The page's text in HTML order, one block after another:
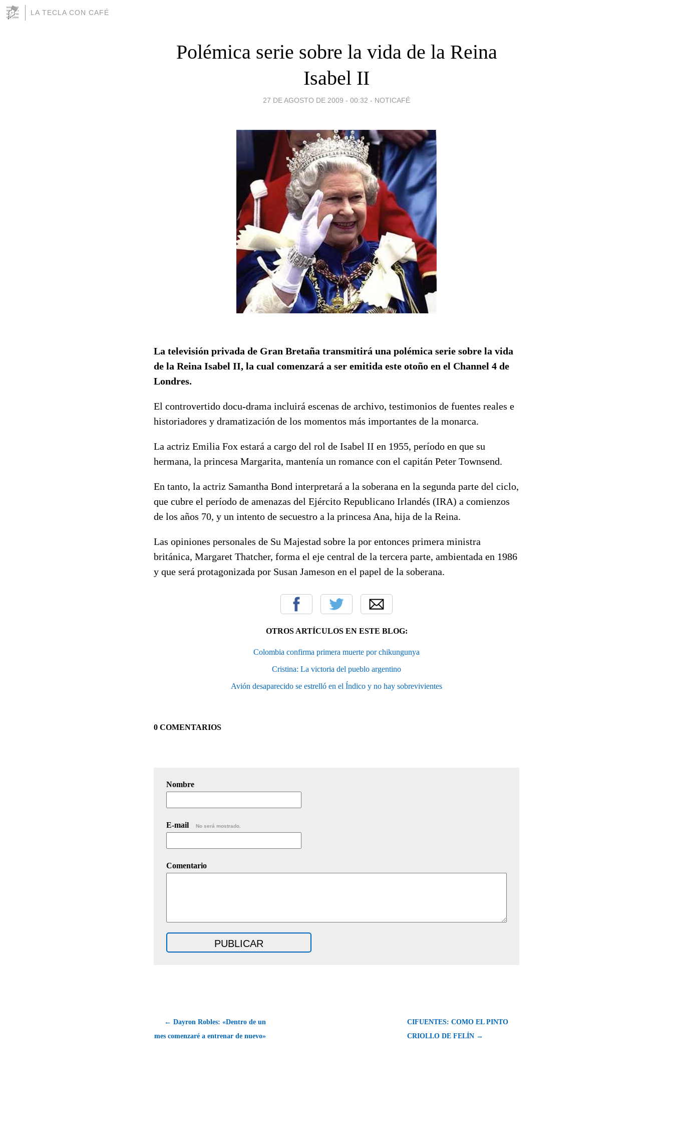
LA TECLA CON CAFÉ
Polémica serie sobre la vida de la Reina
Isabel II
27 DE AGOSTO DE 2009 - 00:32 - NOTICAFÉ
La televisión privada de Gran Bretaña transmitirá una polémica serie sobre la vida
de la Reina Isabel II, la cual comenzará a ser emitida este otoño en el Channel 4 de
Londres.
El controvertido docu-drama incluirá escenas de archivo, testimonios de fuentes reales e
historiadores y dramatización de los momentos más importantes de la monarca.
La actriz Emilia Fox estará a cargo del rol de Isabel II en 1955, período en que su
hermana, la princesa Margarita, mantenía un romance con el capitán Peter Townsend.
En tanto, la actriz Samantha Bond interpretará a la soberana en la segunda parte del ciclo,
que cubre el período de amenazas del Ejército Republicano Irlandés (IRA) a comienzos
de los años 70, y un intento de secuestro a la princesa Ana, hija de la Reina.
Las opiniones personales de Su Majestad sobre la por entonces primera ministra
británica, Margaret Thatcher, forma el eje central de la tercera parte, ambientada en 1986
y que será protagonizada por Susan Jameson en el papel de la soberana.
OTROS ARTÍCULOS EN ESTE BLOG:
Colombia confirma primera muerte por chikungunya
Cristina: La victoria del pueblo argentino
Avión desaparecido se estrelló en el Índico y no hay sobrevivientes
0 COMENTARIOS
Nombre
E-mail No será mostrado.
Comentario
← Dayron Robles: «Dentro de un
mes comenzaré a entrenar de nuevo»
CIFUENTES: COMO EL PINTO
CRIOLLO DE FELÍN →